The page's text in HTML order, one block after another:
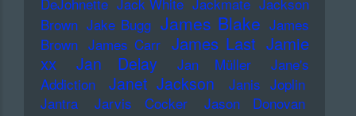
Brown Jake Bugg James Blake James
Brown James Carr James Last Jamie
xx
Jan Delay Jan Müller
Jane's
Addiction
Janet Jackson
Janis Joplin
Jantra
Jarvis Cocker
Jason Donovan